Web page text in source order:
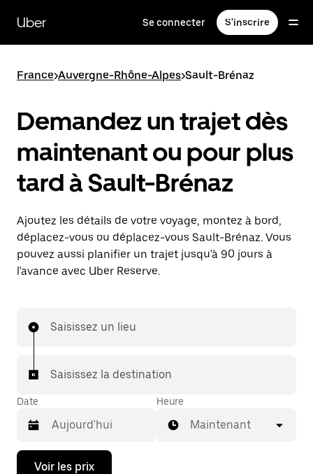
contenu
principal
Uber Se connecter S'inscrire
France>Auvergne-Rhône-Alpes>Sault-Brénaz
Demandez un trajet dès
maintenant ou pour plus
tard à Sault-Brénaz
Ajoutez les détails de votre voyage, montez à bord,
déplacez-vous ou déplacez-vous Sault-Brénaz. Vous
pouvez aussi planifier un trajet jusqu'à 90 jours à
l'avance avec Uber Reserve.
Saisissez un lieu
Saisissez la destination
Date
Appuyez
Heure
Maintenant
Voir les prix